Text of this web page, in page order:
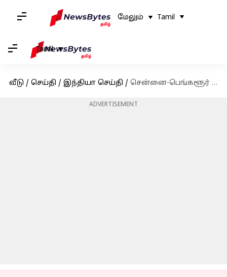
மேலும் Tamil
Tamil
வீடு / செய்தி / இந்தியா செய்தி / சென்னை-பெங்களூர் பயணிகளுக்கான ஹை டெக் பேருந்து நிலையம்
ADVERTISEMENT